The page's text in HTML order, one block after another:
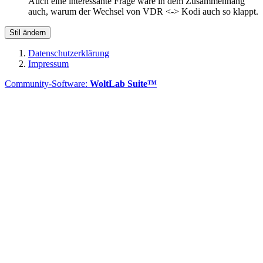
auch, warum der Wechsel von VDR <-> Kodi auch so klappt.
Stil ändern
Datenschutzerklärung
Impressum
Community-Software: WoltLab Suite™